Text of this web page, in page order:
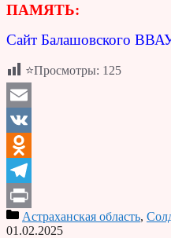
ПАМЯТЬ:
Сайт Балашовского
⭐Просмотры: 125
Email
VK
Odnoklassniki
Telegram
PrintАстраханская область,
01.02.2025